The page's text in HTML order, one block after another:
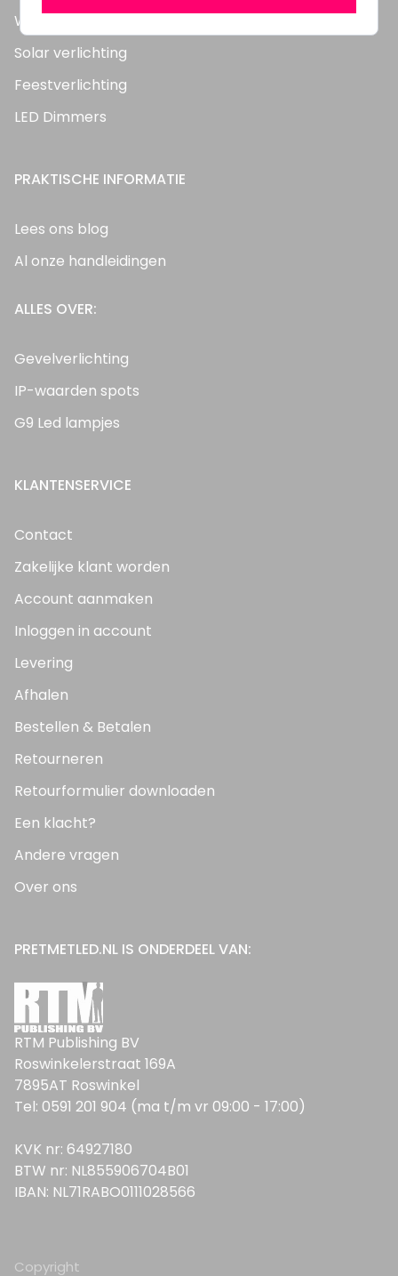
Wandlampen
Solar verlichting
Feestverlichting
LED Dimmers
PRAKTISCHE INFORMATIE
Lees ons blog
Al onze handleidingen
ALLES OVER:
Gevelverlichting
IP-waarden spots
G9 Led lampjes
KLANTENSERVICE
Contact
Zakelijke klant worden
Account aanmaken
Inloggen in account
Levering
Afhalen
Bestellen & Betalen
Retourneren
Retourformulier downloaden
Een klacht?
Andere vragen
Over ons
PRETMETLED.NL IS ONDERDEEL VAN:
RTM Publishing BV
Roswinkelerstraat 169A
7895AT Roswinkel
Tel: 0591 201 904 (ma t/m vr 09:00 - 17:00)
KVK nr: 64927180
BTW nr: NL855906704B01
IBAN: NL71RABO0111028566
Copyright